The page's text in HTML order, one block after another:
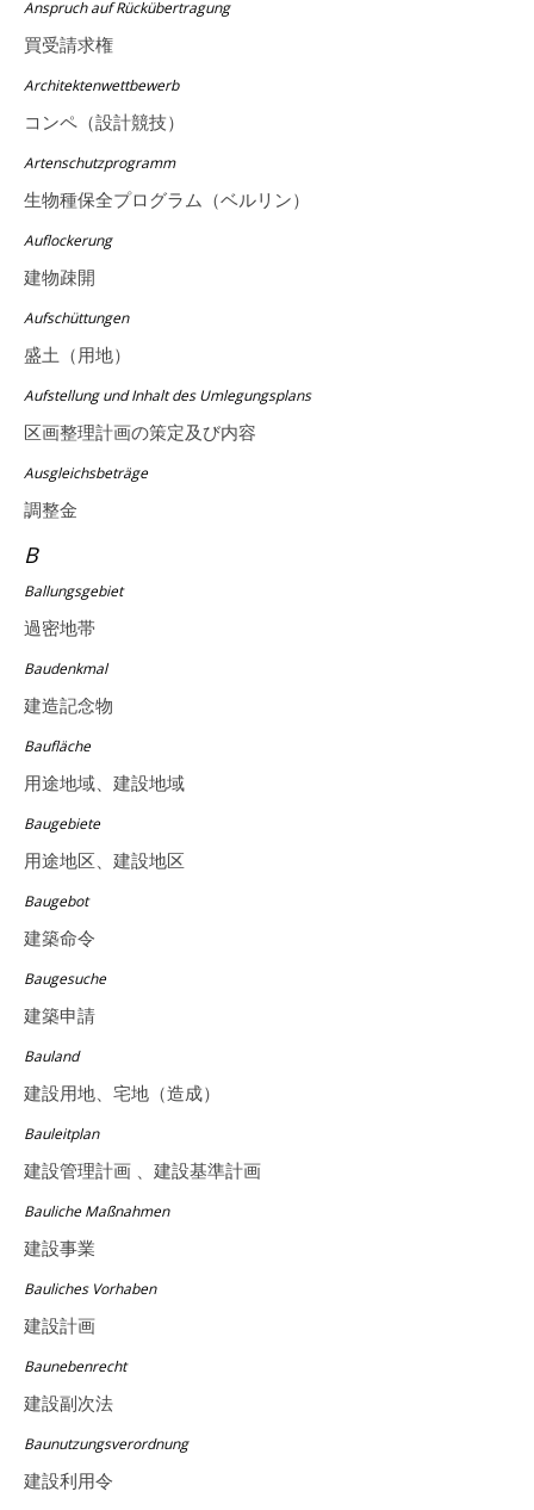
Anspruch auf Rückübertragung
買受請求権
Architektenwettbewerb
コンペ（設計競技）
Artenschutzprogramm
生物種保全プログラム（ベルリン）
Auflockerung
建物疎開
Aufschüttungen
盛土（用地）
Aufstellung und Inhalt des Umlegungsplans
区画整理計画の策定及び内容
Ausgleichsbeträge
調整金
B
Ballungsgebiet
過密地帯
Baudenkmal
建造記念物
Baufläche
用途地域、建設地域
Baugebiete
用途地区、建設地区
Baugebot
建築命令
Baugesuche
建築申請
Bauland
建設用地、宅地（造成）
Bauleitplan
建設管理計画 、建設基準計画
Bauliche Maßnahmen
建設事業
Bauliches Vorhaben
建設計画
Baunebenrecht
建設副次法
Baunutzungsverordnung
建設利用令